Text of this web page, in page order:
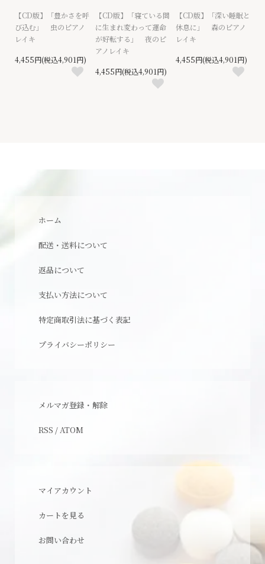
【CD版】「豊かさを呼
び込む」 虫のピアノ
レイキ
4,455円(税込4,901円)
【CD版】「寝ている間
に生まれ変わって運命
が好転する」 夜のピ
アノレイキ
4,455円(税込4,901円)
【CD版】「深い睡眠と
休息に」 森のピアノ
レイキ
4,455円(税込4,901円)
ホーム
配送・送料について
返品について
支払い方法について
特定商取引法に基づく表記
プライバシーポリシー
メルマガ登録・解除
RSS / ATOM
マイアカウント
カートを見る
お問い合わせ